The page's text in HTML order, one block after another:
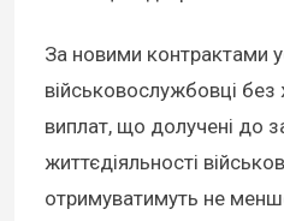
За новими контрактами
військовослужбовці
виплат, що долучені до
життєдіяльності
отримуватимуть не